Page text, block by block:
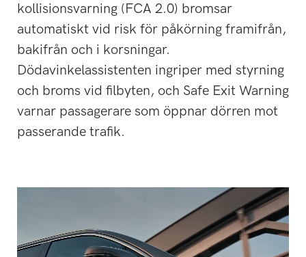
kollisionsvarning (FCA 2.0) bromsar
automatiskt vid risk för påkörning framifrån,
bakifrån och i korsningar.
Dödavinkelassistenten ingriper med styrning
och broms vid filbyten, och Safe Exit Warning
varnar passagerare som öppnar dörren mot
passerande trafik.